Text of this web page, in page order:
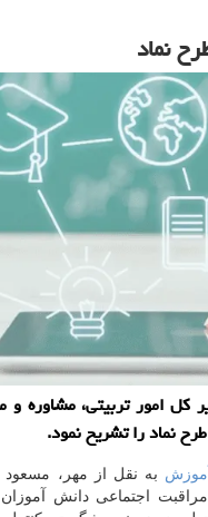
نماد
امور تربیتی، مشاوره و
نماد را تشریح نمود.
آموزش به نقل از مهر،
اجتماعی دانش آموزان